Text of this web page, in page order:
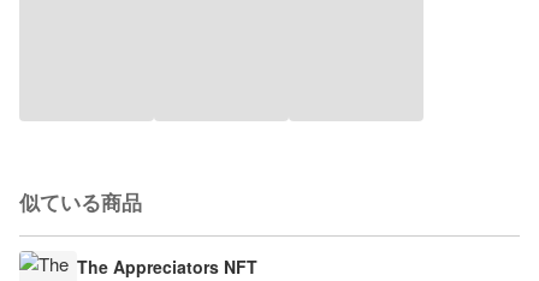
似ている商品
The Appreciators NFT